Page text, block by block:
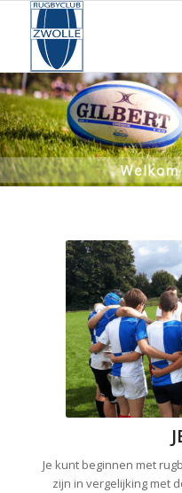
Je kunt beginnen met
zijn in vergelijking met